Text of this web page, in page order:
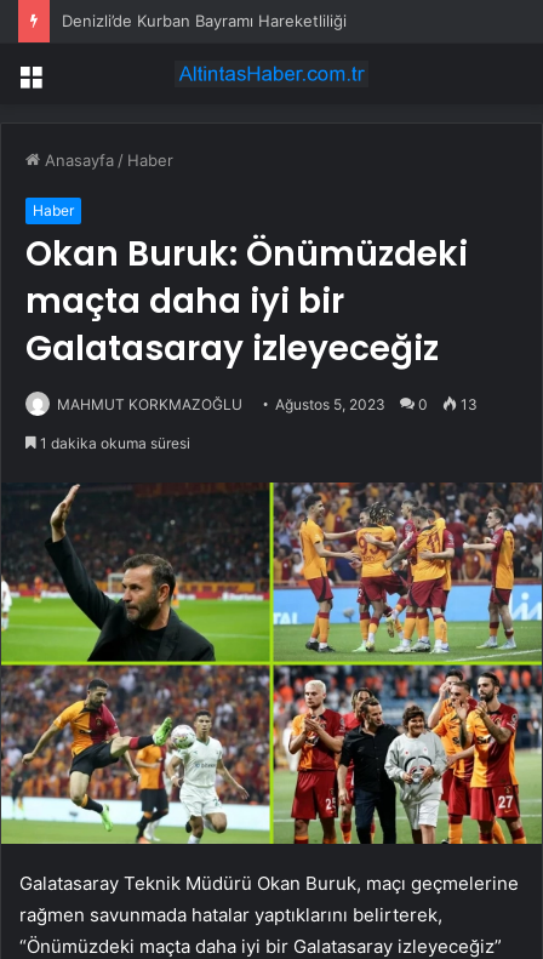
Denizli’de Kurban Bayramı Hareketliliği
Menü
Anasayfa / Haber
Haber
Okan Buruk: Önümüzdeki
maçta daha iyi bir
Galatasaray izleyeceğiz
MAHMUT KORKMAZOĞLU Ağustos 5, 2023 0 13
1 dakika okuma süresi
Galatasaray Teknik Müdürü Okan Buruk, maçı geçmelerine
rağmen savunmada hatalar yaptıklarını belirterek,
“Önümüzdeki maçta daha iyi bir Galatasaray izleyeceğiz”